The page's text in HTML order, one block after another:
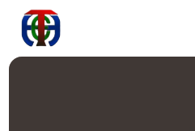
Panneau de gestion des cookies